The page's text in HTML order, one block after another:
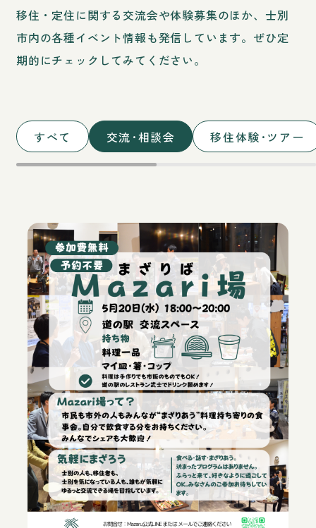
移住・定住に関する交流会や体験募集のほか、士別
市内の各種イベント情報も発信しています。 ぜひ定
期的にチェックしてみてください。
すべて 交流･相談会 移住体験･ツアー